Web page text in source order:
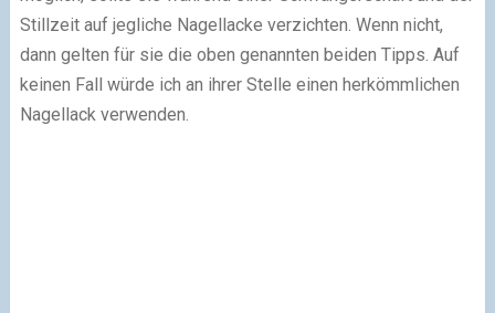
Stillzeit auf jegliche Nagellacke verzichten. Wenn nicht,
dann gelten für sie die oben genannten beiden Tipps. Auf
keinen Fall würde ich an ihrer Stelle einen herkömmlichen
Nagellack verwenden.